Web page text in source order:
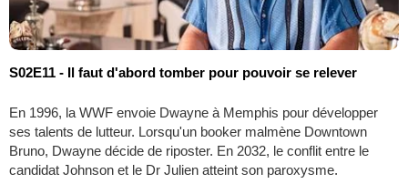
S02E11 - Il faut d'abord tomber pour pouvoir se relever
En 1996, la WWF envoie Dwayne à Memphis pour développer
ses talents de lutteur. Lorsqu'un booker malmène Downtown
Bruno, Dwayne décide de riposter. En 2032, le conflit entre le
candidat Johnson et le Dr Julien atteint son paroxysme.